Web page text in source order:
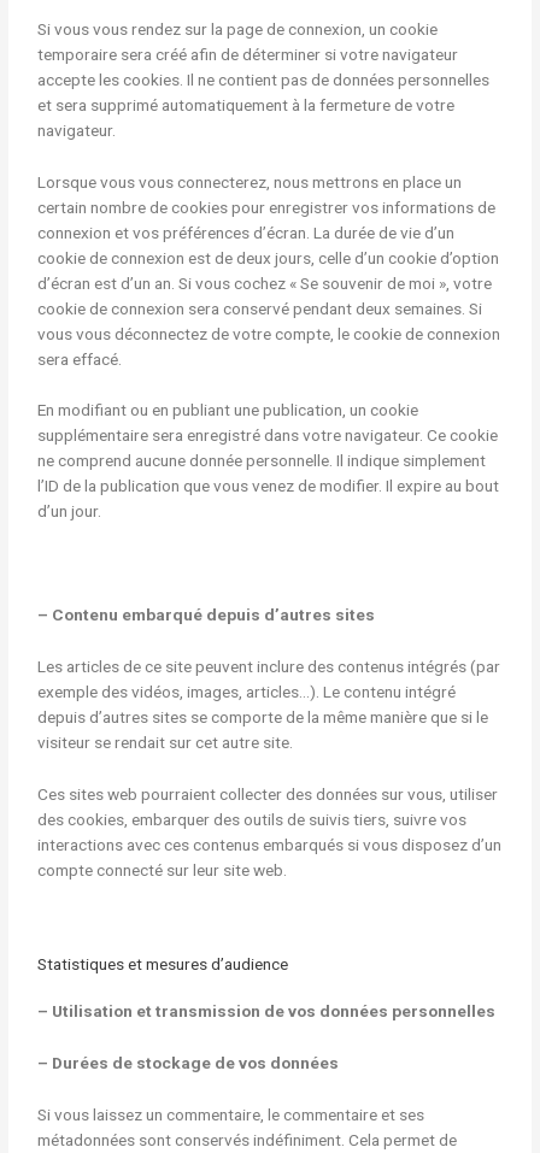
Si vous vous rendez sur la page de connexion, un cookie
temporaire sera créé afin de déterminer si votre navigateur
accepte les cookies. Il ne contient pas de données personnelles
et sera supprimé automatiquement à la fermeture de votre
navigateur.
Lorsque vous vous connecterez, nous mettrons en place un
certain nombre de cookies pour enregistrer vos informations de
connexion et vos préférences d’écran. La durée de vie d’un
cookie de connexion est de deux jours, celle d’un cookie d’option
d’écran est d’un an. Si vous cochez « Se souvenir de moi », votre
cookie de connexion sera conservé pendant deux semaines. Si
vous vous déconnectez de votre compte, le cookie de connexion
sera effacé.
En modifiant ou en publiant une publication, un cookie
supplémentaire sera enregistré dans votre navigateur. Ce cookie
ne comprend aucune donnée personnelle. Il indique simplement
l’ID de la publication que vous venez de modifier. Il expire au bout
d’un jour.
– Contenu embarqué depuis d’autres sites
Les articles de ce site peuvent inclure des contenus intégrés (par
exemple des vidéos, images, articles…). Le contenu intégré
depuis d’autres sites se comporte de la même manière que si le
visiteur se rendait sur cet autre site.
Ces sites web pourraient collecter des données sur vous, utiliser
des cookies, embarquer des outils de suivis tiers, suivre vos
interactions avec ces contenus embarqués si vous disposez d’un
compte connecté sur leur site web.
Statistiques et mesures d’audience
– Utilisation et transmission de vos données personnelles
– Durées de stockage de vos données
Si vous laissez un commentaire, le commentaire et ses
métadonnées sont conservés indéfiniment. Cela permet de